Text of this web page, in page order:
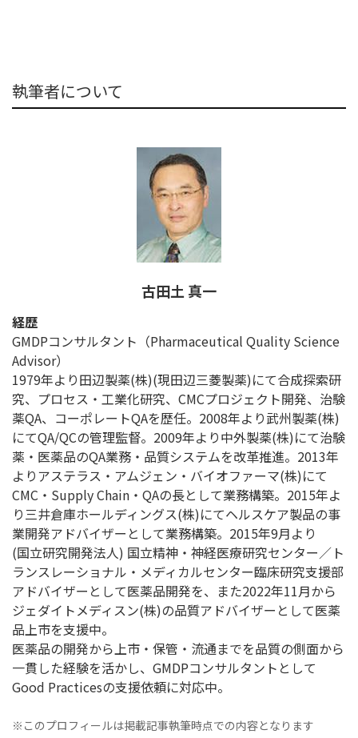
執筆者について
古田土 真一
経歴
GMDPコンサルタント（Pharmaceutical Quality Science
Advisor）
1979年より田辺製薬(株)(現田辺三菱製薬)にて合成探索研
究、プロセス・工業化研究、CMCプロジェクト開発、治験
薬QA、コーポレートQAを歴任。2008年より武州製薬(株)
にてQA/QCの管理監督。2009年より中外製薬(株)にて治験
薬・医薬品のQA業務・品質システムを改革推進。2013年
よりアステラス・アムジェン・バイオファーマ(株)にて
CMC・Supply Chain・QAの長として業務構築。2015年よ
り三井倉庫ホールディングス(株)にてヘルスケア製品の事
業開発アドバイザーとして業務構築。2015年9月より
(国立研究開発法人) 国立精神・神経医療研究センター／ト
ランスレーショナル・メディカルセンター臨床研究支援部
アドバイザーとして医薬品開発を、また2022年11月から
ジェダイトメディスン(株)の品質アドバイザーとして医薬
品上市を支援中。
医薬品の開発から上市・保管・流通までを品質の側面から
一貫した経験を活かし、GMDPコンサルタントとして
Good Practicesの支援依頼に対応中。
※このプロフィールは掲載記事執筆時点での内容となります